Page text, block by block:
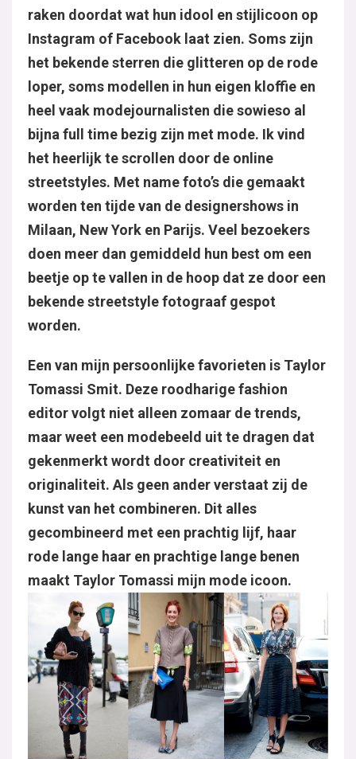
raken doordat wat hun idool en stijlicoon op
Instagram of Facebook laat zien. Soms zijn
het bekende sterren die glitteren op de rode
loper, soms modellen in hun eigen kloffie en
heel vaak modejournalisten die sowieso al
bijna full time bezig zijn met mode. Ik vind
het heerlijk te scrollen door de online
streetstyles. Met name foto’s die gemaakt
worden ten tijde van de designershows in
Milaan, New York en Parijs. Veel bezoekers
doen meer dan gemiddeld hun best om een
beetje op te vallen in de hoop dat ze door een
bekende streetstyle fotograaf gespot
worden.
Een van mijn persoonlijke favorieten is Taylor
Tomassi Smit. Deze roodharige fashion
editor volgt niet alleen zomaar de trends,
maar weet een modebeeld uit te dragen dat
gekenmerkt wordt door creativiteit en
originaliteit. Als geen ander verstaat zij de
kunst van het combineren. Dit alles
gecombineerd met een prachtig lijf, haar
rode lange haar en prachtige lange benen
maakt Taylor Tomassi mijn mode icoon.